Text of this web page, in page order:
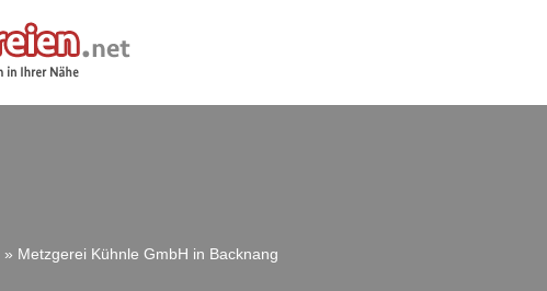
» Metzgerei Kühnle GmbH in Backnang